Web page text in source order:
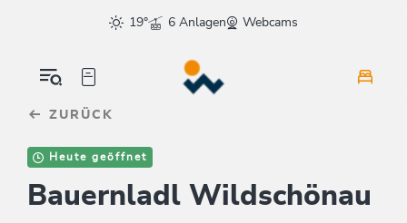
sr.skip-to.main-content
sr.skip-to.table-of-contents
sr.skip-to.main-navigation
19°
6 Anlagen Webcams
ZURÜCK
Heute geöffnet
Bauernladl Wildschönau